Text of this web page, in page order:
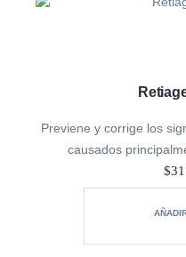
Previene y corrige los
causados
cronológico: líneas de
elasticidad,
$